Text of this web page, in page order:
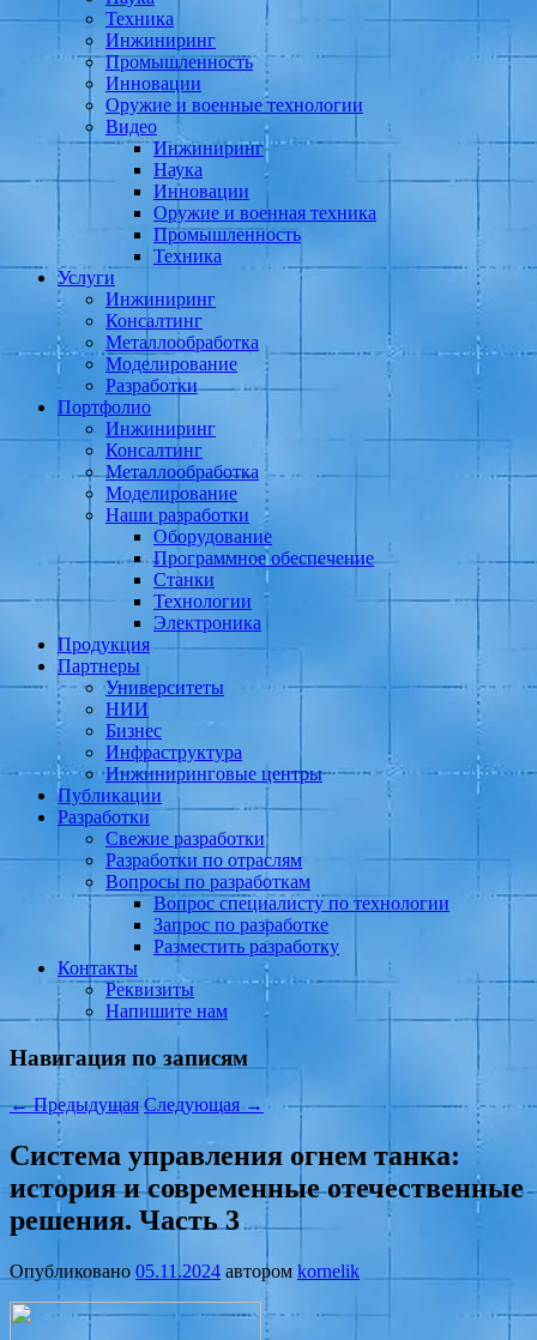
Техника
Инжиниринг
Промышленность
Инновации
Оружие и военные технологии
Видео
Инжиниринг
Наука
Инновации
Оружие и военная техника
Промышленность
Техника
Услуги
Инжиниринг
Консалтинг
Металлообработка
Моделирование
Разработки
Портфолио
Инжиниринг
Консалтинг
Металлообработка
Моделирование
Наши разработки
Оборудование
Программное обеспечение
Станки
Технологии
Электроника
Продукция
Партнеры
Университеты
НИИ
Бизнес
Инфраструктура
Инжиниринговые центры
Публикации
Разработки
Свежие разработки
Разработки по отраслям
Вопросы по разработкам
Вопрос специалисту по технологии
Запрос по разработке
Разместить разработку
Контакты
Реквизиты
Напишите нам
Навигация по записям
←Предыдущая Следующая →
Система управления огнем танка:
история и современные отечественные
решения. Часть 3
Опубликовано 05.11.2024 автором kornelik